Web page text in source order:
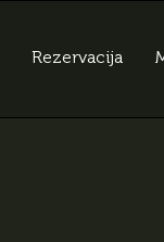
Rezervacija